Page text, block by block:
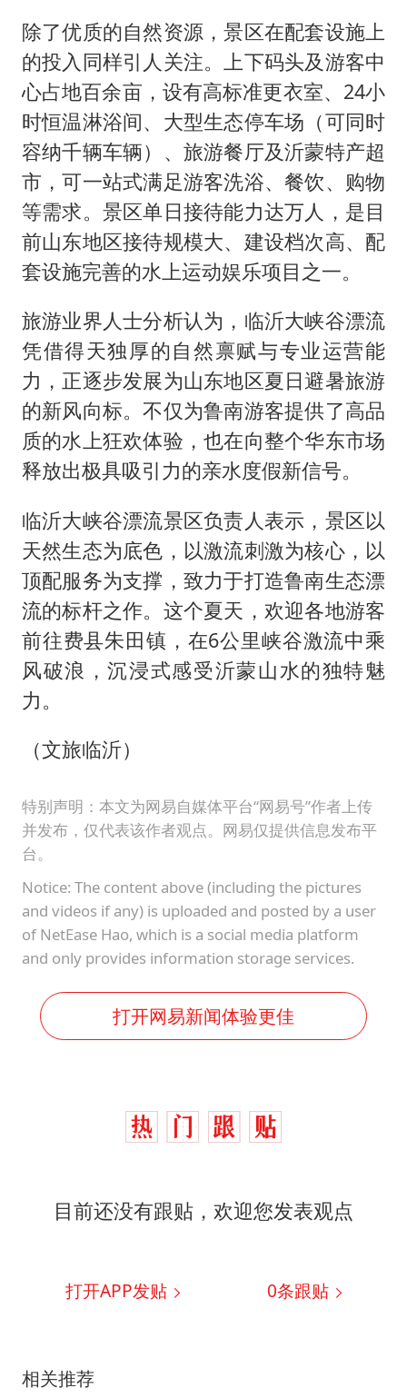
除了优质的自然资源，景区在配套设施上
的投入同样引人关注。上下码头及游客中
心占地百余亩，设有高标准更衣室、24小
时恒温淋浴间、大型生态停车场（可同时
容纳千辆车辆）、旅游餐厅及沂蒙特产超
市，可一站式满足游客洗浴、餐饮、购物
等需求。景区单日接待能力达万人，是目
前山东地区接待规模大、建设档次高、配
套设施完善的水上运动娱乐项目之一。
旅游业界人士分析认为，临沂大峡谷漂流
凭借得天独厚的自然禀赋与专业运营能
力，正逐步发展为山东地区夏日避暑旅游
的新风向标。不仅为鲁南游客提供了高品
质的水上狂欢体验，也在向整个华东市场
释放出极具吸引力的亲水度假新信号。
临沂大峡谷漂流景区负责人表示，景区以
天然生态为底色，以激流刺激为核心，以
顶配服务为支撑，致力于打造鲁南生态漂
流的标杆之作。这个夏天，欢迎各地游客
前往费县朱田镇，在6公里峡谷激流中乘
风破浪，沉浸式感受沂蒙山水的独特魅
力。
（文旅临沂）
特别声明：本文为网易自媒体平台“网易号”作者上传
并发布，仅代表该作者观点。网易仅提供信息发布平
台。
Notice: The content above (including the pictures
and videos if any) is uploaded and posted by a user
of NetEase Hao, which is a social media platform
and only provides information storage services.
打开网易新闻体验更佳
目前还没有跟贴，欢迎您发表观点
打开APP发贴 0条跟贴
相关推荐